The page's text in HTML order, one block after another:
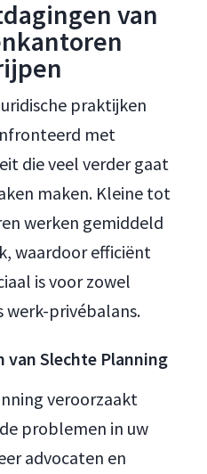
van
praktijken
met
die veel verder gaat
maken. Kleine tot
werken gemiddeld
waardoor efficiënt
is voor zowel
privébalans.
van Slechte Planning
veroorzaakt
problemen in uw
advocaten en